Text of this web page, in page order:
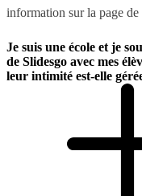
information sur la page
Je suis une école et je
de Slidesgo avec mes
leur intimité est-elle